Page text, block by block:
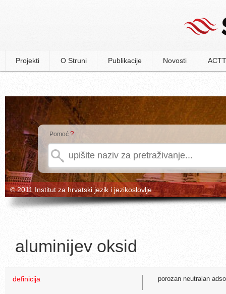
Projekti O Struni Publikacije Novosti
Pomoć ?
© 2011 Institut za hrvatski jezik i jezikoslovlje
aluminijev oksid
definicija porozan neutralan